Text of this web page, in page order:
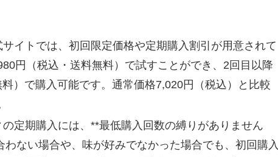
サイトでは、初回限定価格や定期購入割引が用意されて
円（税込・送料無料）で試すことができ、2回目以降
）で購入可能です。通常価格7,020円（税込）と比較
定期購入には、**最低購入回数の縛りがありません
ない場合や、味が好みでなかった場合でも、初回購入